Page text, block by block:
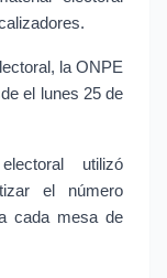
la ONPE
el lunes 25 de
utilizó
el número
cada mesa de